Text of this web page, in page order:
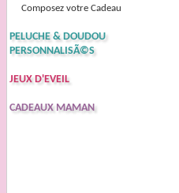
Composez votre Cadeau
PELUCHE & DOUDOU
PERSONNALISÃ©S
JEUX D'EVEIL
CADEAUX MAMAN